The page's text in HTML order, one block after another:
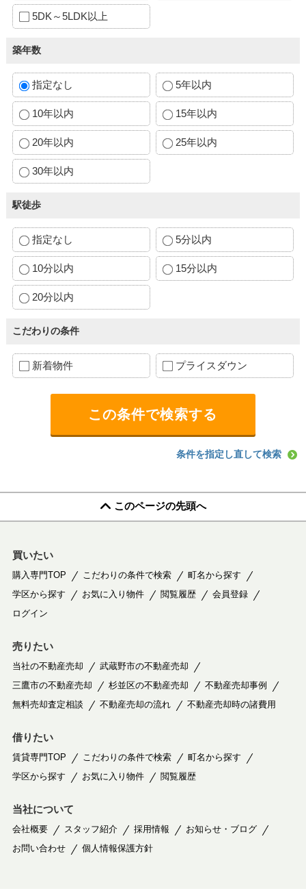
5DK～5LDK以上
築年数
指定なし 5年以内
10年以内 15年以内
20年以内 25年以内
30年以内
駅徒歩
指定なし 5分以内
10分以内 15分以内
20分以内
こだわりの条件
新着物件 プライスダウン
条件を指定し直して検索
このページの先頭へ
買いたい
購入専門TOP こだわりの条件で検索
町名から探す
学区から探す
お気に入り物件 閲覧履歴
会員登録
ログイン
売りたい
当社の不動産売却
武蔵野市の不動産売却
三鷹市の不動産売却
杉並区の不動産売却
不動産売却事例
無料売却査定相談
不動産売却の流れ 不動産売却時の諸費用
借りたい
賃貸専門TOP こだわりの条件で検索
町名から探す
学区から探す
お気に入り物件 閲覧履歴
当社について
会社概要 スタッフ紹介 採用情報
お知らせ・ブログ
お問い合わせ
個人情報保護方針